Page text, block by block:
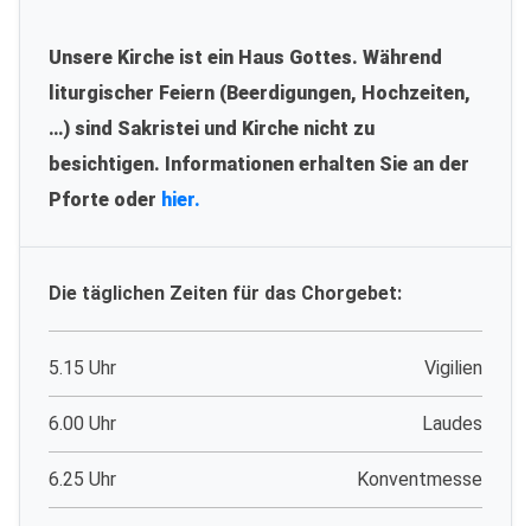
Unsere Kirche ist ein Haus Gottes. Während
liturgischer Feiern (Beerdigungen, Hochzeiten,
…) sind Sakristei und Kirche nicht zu
besichtigen. Informationen erhalten Sie an der
Pforte oder hier.
Die täglichen Zeiten für das Chorgebet:
5.15 Uhr Vigilien
6.00 Uhr Laudes
6.25 Uhr Konventmesse